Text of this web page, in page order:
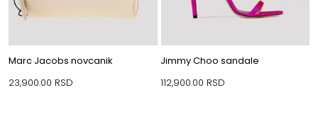
Marc Jacobs novcanik
23,900.00 RSD
Jimmy Choo sandale
112,900.00 RSD